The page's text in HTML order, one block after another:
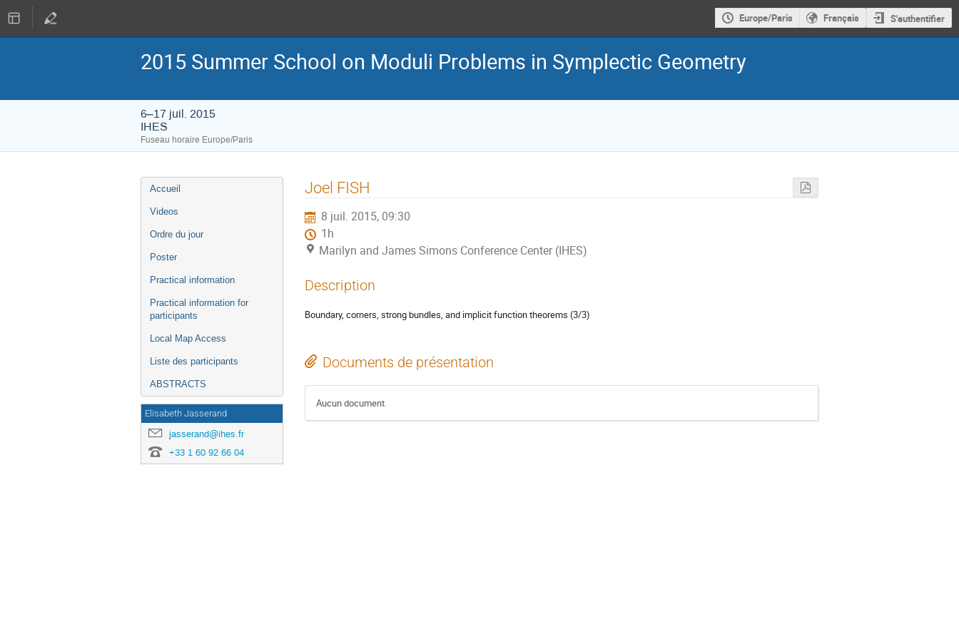
Europe/Paris Français S'authentifier
2015 Summer School on Moduli Problems in Symplectic Geometry
6–17 juil. 2015
IHES
Fuseau horaire Europe/Paris
Menu
de
l'événement
Accueil
Videos
Ordre du jour
Poster
Practical information
Practical information for
participants
Local Map Access
Liste des participants
ABSTRACTS
Elisabeth Jasserand
jasserand@ihes.fr
+33 1 60 92 66 04
Joel FISH
8 juil. 2015, 09:30
1h
Marilyn and James Simons Conference Center (IHES)
Description
Boundary, corners, strong bundles, and implicit function theorems (3/3)
Documents de présentation
Aucun document.